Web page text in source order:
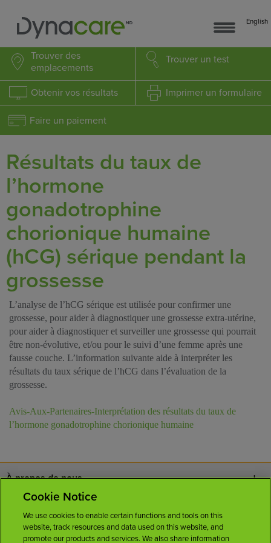
English
Trouver des
emplacements
Trouver un test
Obtenir vos résultats Imprimer un formulaire
Faire un paiement
Résultats du taux de
l’hormone
gonadotrophine
chorionique humaine
(hCG) sérique pendant la
grossesse
L’analyse de l’hCG sérique est utilisée pour confirmer une
grossesse, pour aider à diagnostiquer une grossesse extra-utérine,
pour aider à diagnostiquer et surveiller une grossesse qui pourrait
être non-évolutive, et/ou pour le suivi d’une femme après une
fausse couche. L’information suivante aide à interpréter les
résultats du taux sérique de l’hCG dans l’évaluation de la
grossesse.
Avis-Aux-Partenaires-Interprétation des résultats du taux de
l’hormone gonadotrophine chorionique humaine
À propos de nous
Carrières
Cookie Notice
We use cookies to enable certain functions and tools on this
website, track resources and data used on this website, and
promote our products and services. We also share information